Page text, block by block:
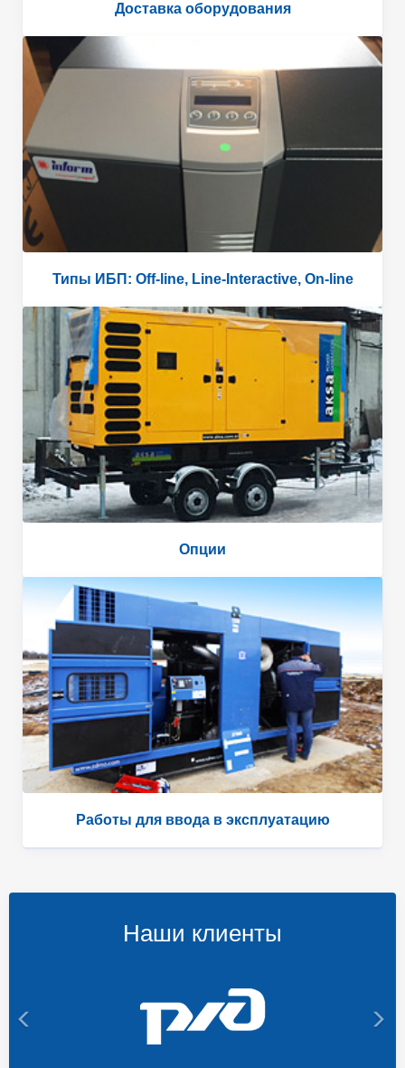
Доставка оборудования
Типы ИБП: Off-line, Line-Interactive, On-line
Опции
Работы для ввода в эксплуатацию
Наши клиенты